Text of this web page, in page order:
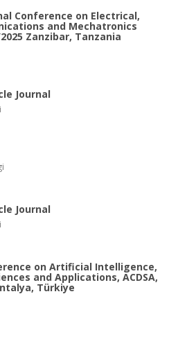
Conference on Electrical,
and Mechatronics
Zanzibar, Tanzania
Journal
Journal
on Artificial Intelligence,
and Applications, ACDSA,
Türkiye